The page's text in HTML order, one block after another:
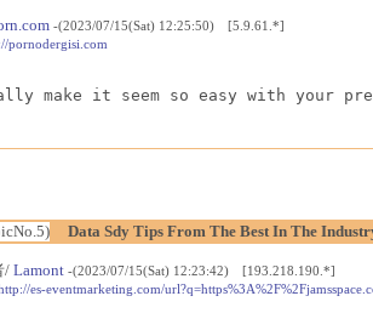
-(2023/07/15(Sat) 12:25:50) [5.9.61.*]
pornodergisi.com
make it seem so easy with your
Data Sdy Tips From The Best In The
/Lamont -(2023/07/15(Sat) 12:23:42) [193.218.190.*]
es-eventmarketing.com/